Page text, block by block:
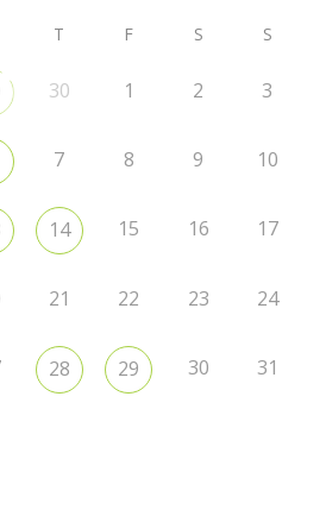
T F S S
30 1 2 3
7 8 9 10
14 15 16 17
21 22 23 24
28 29 30 31